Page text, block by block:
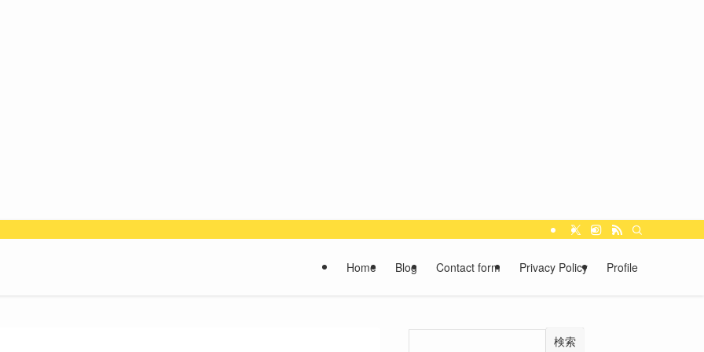
Home Blog Contact form Privacy Policy Profile
検索